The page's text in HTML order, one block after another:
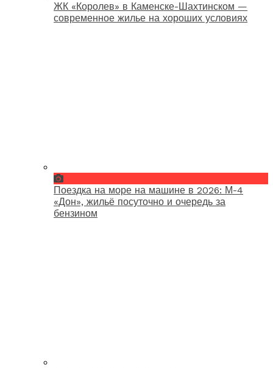
ЖК «Королев» в Каменске-Шахтинском —
современное жилье на хороших условиях
Поездка на море на машине в 2026: М-4
«Дон», жильё посуточно и очередь за
бензином